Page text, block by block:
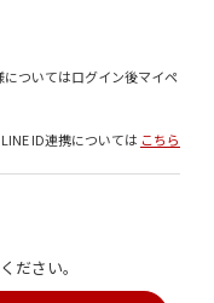
ついてはログイン後マイペ
LINE ID連携については こちら
ださい。